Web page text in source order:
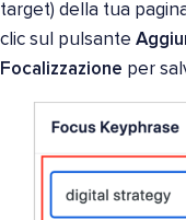
target) della tua
clic sul pulsante
Focalizzazione per